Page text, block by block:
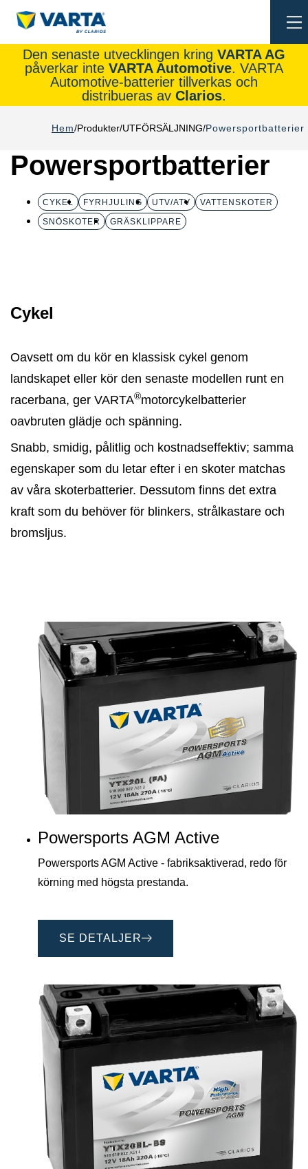
Den senaste utvecklingen kring VARTA AG
påverkar inte VARTA Automotive. VARTA
Automotive-batterier tillverkas och
distribueras av Clarios.
Hem Produkter UTFÖRSÄLJNING Powersportbatterier
Powersportbatterier
CYKEL FYRHJULING UTV/ATV
VATTENSKOTER
SNÖSKOTER
GRÄSKLIPPARE
Cykel
Oavsett om du kör en klassisk cykel genom
landskapet eller kör den senaste modellen runt en
racerbana, ger VARTA®motorcykelbatterier
oavbruten glädje och spänning.
Snabb, smidig, pålitlig och kostnadseffektiv; samma
egenskaper som du letar efter i en skoter matchas
av våra skoterbatterier. Dessutom finns det extra
kraft som du behöver för blinkers, strålkastare och
bromsljus.
Powersports AGM Active
Powersports AGM Active - fabriksaktiverad, redo för
körning med högsta prestanda.
SE DETALJER